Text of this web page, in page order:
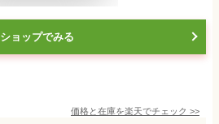
ショップでみる
価格と在庫を楽天でチェック >>